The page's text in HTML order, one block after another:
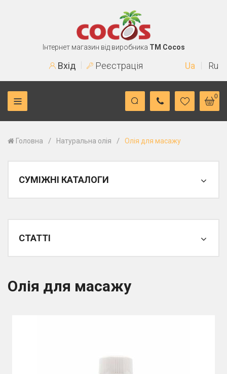
Інтернет магазин від виробника TM Cocos
Вхід Реєстрація Ua Ru
0
Головна / Натуральна олія / Олія для масажу
СУМІЖНІ КАТАЛОГИ
СТАТТІ
Олія для масажу